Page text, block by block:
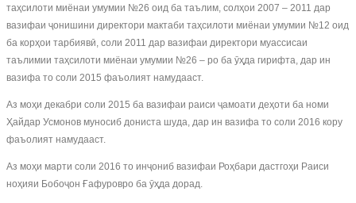
таҳсилоти миёнаи умумии №26 оид ба таълим, солҳои 2007 – 2011 дар
вазифаи ҷонишини директори мактаби таҳсилоти миёнаи умумии №12 оид
ба корҳои тарбиявӣ, соли 2011 дар вазифаи директори муассисаи
таълимии таҳсилоти миёнаи умумии №26 – ро ба ӯҳда гирифта, дар ин
вазифа то соли 2015 фаъолият намудааст.
Аз моҳи декабри соли 2015 ба вазифаи раиси ҷамоати деҳоти ба номи
Ҳайдар Усмонов муносиб дониста шуда, дар ин вазифа то соли 2016 кору
фаъолият намудааст.
Аз моҳи марти соли 2016 то инҷониб вазифаи Роҳбари дастгоҳи Раиси
ноҳияи Бобоҷон Ғафуровро ба ӯҳда дорад.